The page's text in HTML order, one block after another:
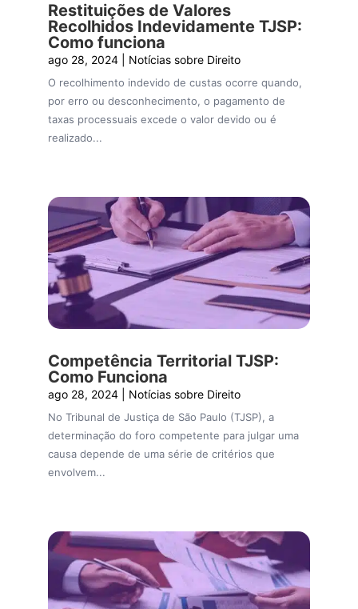
Restituições de Valores
Recolhidos Indevidamente TJSP:
Como funciona
ago 28, 2024| Notícias sobre Direito
O recolhimento indevido de custas ocorre quando,
por erro ou desconhecimento, o pagamento de
taxas processuais excede o valor devido ou é
realizado...
Competência Territorial TJSP:
Como Funciona
ago 28, 2024| Notícias sobre Direito
No Tribunal de Justiça de São Paulo (TJSP), a
determinação do foro competente para julgar uma
causa depende de uma série de critérios que
envolvem...